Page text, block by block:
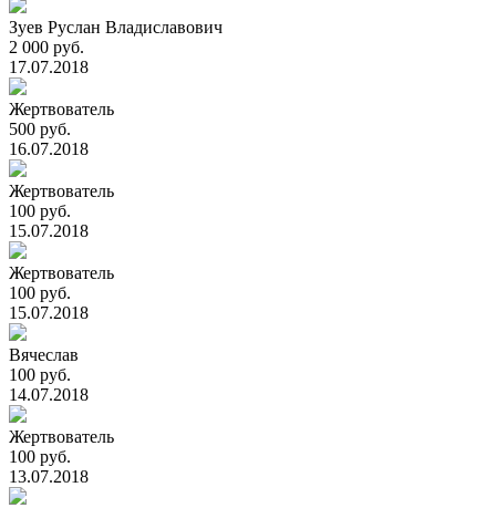
Зуев Руслан Владиславович
2 000 руб.
17.07.2018
Жертвователь
500 руб.
16.07.2018
Жертвователь
100 руб.
15.07.2018
Жертвователь
100 руб.
15.07.2018
Вячеслав
100 руб.
14.07.2018
Жертвователь
100 руб.
13.07.2018